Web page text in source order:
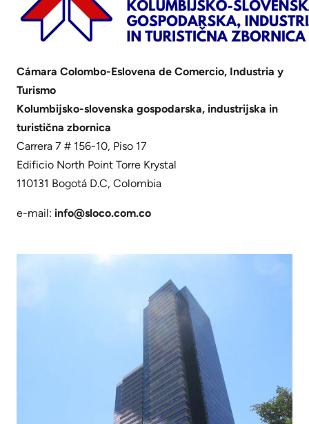
Cámara Colombo-Eslovena de Comercio, Industria y
Turismo
Kolumbijsko-slovenska gospodarska, industrijska in
turistična zbornica
Carrera 7 # 156-10, Piso 17
Edificio North Point Torre Krystal
110131 Bogotá D.C, Colombia
e-mail: info@sloco.com.co